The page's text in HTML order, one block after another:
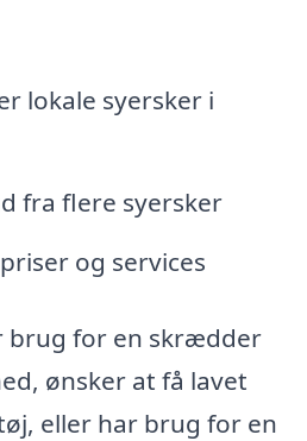
lokale syersker i
fra flere syersker
og services
brug for en skrædder
ønsker at få lavet
eller har brug for en